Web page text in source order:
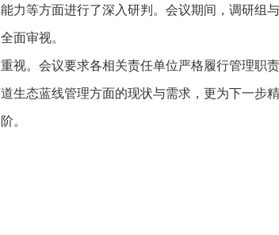
力等方面进行了深入研判。会议期间，调研组
面审视。
视。会议要求各相关责任单位严格履行管理职
生态蓝线管理方面的现状与需求，更为下一步
。